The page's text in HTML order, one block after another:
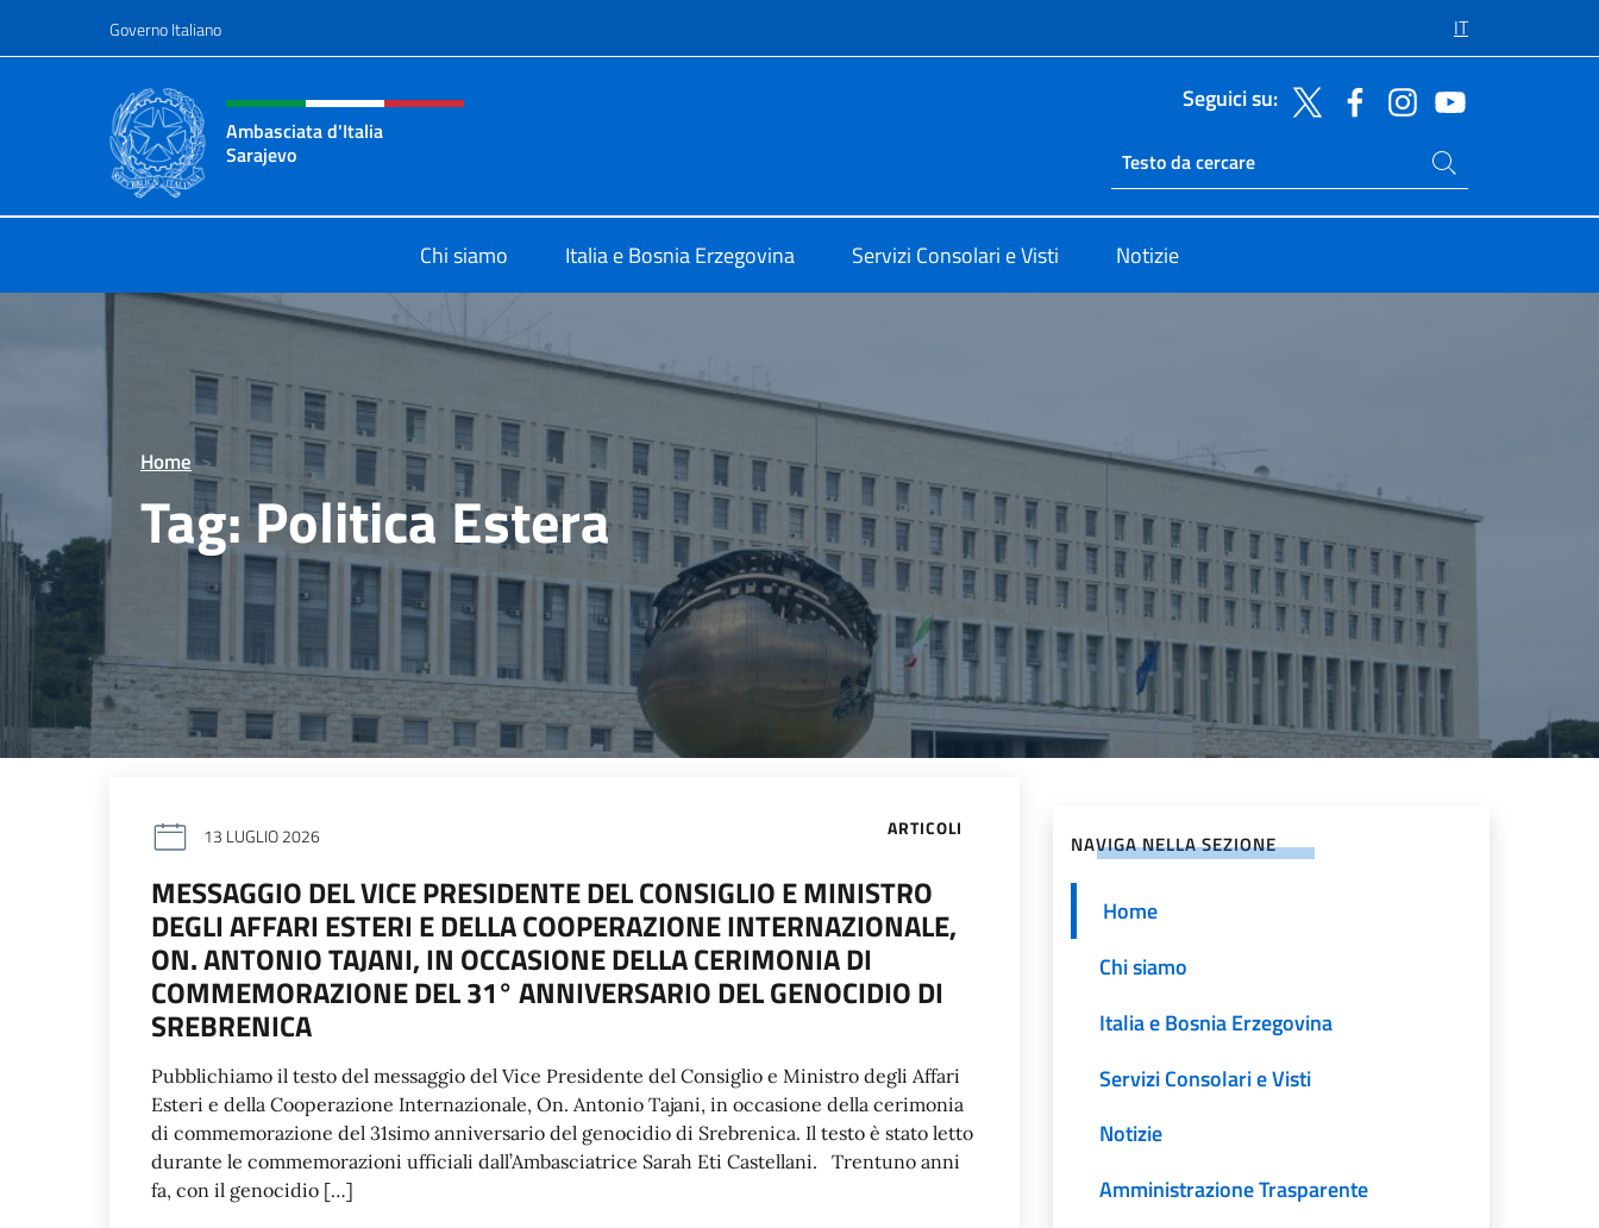
Governo Italiano IT
Intestazione sito, social e menù
Ambasciata d'Italia
Sarajevo
Seguici su:
Ricerca sito live
Cerca nel sito
Chi siamo Italia e Bosnia Erzegovina Servizi Consolari e Visti Notizie
Home >
Tag:Politica Estera
ARTICOLI
13 LUGLIO 2026
MESSAGGIO DEL VICE PRESIDENTE DEL CONSIGLIO E MINISTRO
DEGLI AFFARI ESTERI E DELLA COOPERAZIONE INTERNAZIONALE,
ON. ANTONIO TAJANI, IN OCCASIONE DELLA CERIMONIA DI
COMMEMORAZIONE DEL 31° ANNIVERSARIO DEL GENOCIDIO DI
SREBRENICA
Pubblichiamo il testo del messaggio del Vice Presidente del Consiglio e Ministro degli Affari
Esteri e della Cooperazione Internazionale, On. Antonio Tajani, in occasione della cerimonia
di commemorazione del 31simo anniversario del genocidio di Srebrenica. Il testo è stato letto
durante le commemorazioni ufficiali dall’Ambasciatrice Sarah Eti Castellani. Trentuno anni
fa, con il genocidio […]
NAVIGA NELLA SEZIONE
Home
Chi siamo
Italia e Bosnia Erzegovina
Servizi Consolari e Visti
Notizie
Amministrazione Trasparente